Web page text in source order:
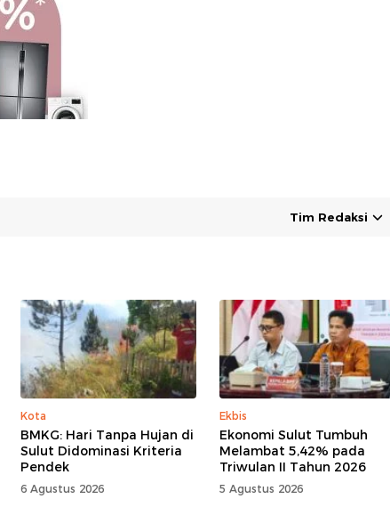
Tim Redaksi
Kota
BMKG: Hari Tanpa Hujan di
Sulut Didominasi Kriteria
Pendek
6 Agustus 2026
Ekbis
Ekonomi Sulut Tumbuh
Melambat 5,42% pada
Triwulan II Tahun 2026
5 Agustus 2026